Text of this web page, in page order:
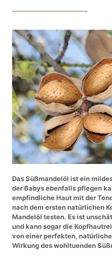
Das Süßmandelöl ist ein
der Babys ebenfalls pflegen
empfindliche Haut mit der
nach dem ersten natürlichen
Mandelöl testen. Es ist
und kann sogar die
von einer perfekten,
Wirkung des wohltuenden